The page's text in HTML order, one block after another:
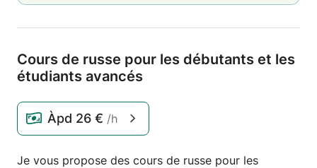
Cours de russe pour les débutants et les
étudiants avancés
Àpd 26 € /h
Je vous propose des cours de russe pour les